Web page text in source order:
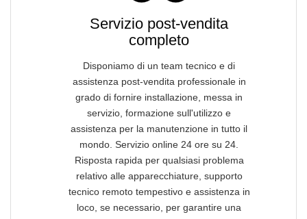
Servizio post-vendita
completo
Disponiamo di un team tecnico e di
assistenza post-vendita professionale in
grado di fornire installazione, messa in
servizio, formazione sull'utilizzo e
assistenza per la manutenzione in tutto il
mondo. Servizio online 24 ore su 24.
Risposta rapida per qualsiasi problema
relativo alle apparecchiature, supporto
tecnico remoto tempestivo e assistenza in
loco, se necessario, per garantire una